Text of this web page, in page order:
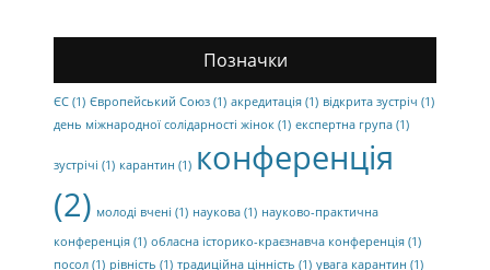
Позначки
ЄС (1) Європейський Союз (1) акредитація (1) відкрита зустріч (1)
день міжнародної солідарності жінок (1) експертна група (1)
зустрічі (1) карантин (1) конференція
(2) молоді вчені (1) наукова (1) науково-практична
конференція (1) обласна історико-краєзнавча конференція (1)
посол (1) рівність (1) традиційна цінність (1) увага карантин (1)